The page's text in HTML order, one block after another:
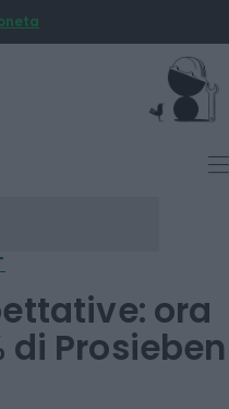
ora
di Prosieben